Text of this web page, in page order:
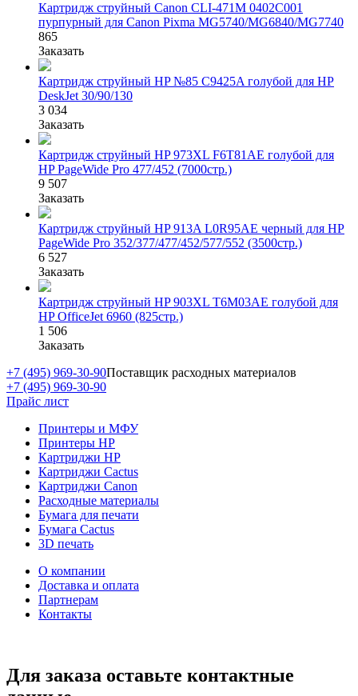
Картридж струйный Canon CLI-471M 0402C001
пурпурный для Canon Pixma MG5740/MG6840/MG7740
865
Заказать
Картридж струйный HP №85 C9425A голубой для HP
DeskJet 30/90/130
3 034
Заказать
Картридж струйный HP 973XL F6T81AE голубой для
HP PageWide Pro 477/452 (7000стр.)
9 507
Заказать
Картридж струйный HP 913A L0R95AE черный для HP
PageWide Pro 352/377/477/452/577/552 (3500стр.)
6 527
Заказать
Картридж струйный HP 903XL T6M03AE голубой для
HP OfficeJet 6960 (825стр.)
1 506
Заказать
+7 (495) 969-30-90Поставщик расходных материалов
+7 (495) 969-30-90
Прайс лист
Принтеры и МФУ
Принтеры HP
Картриджи HP
Картриджи Cactus
Картриджи Canon
Расходные материалы
Бумага для печати
Бумага Cactus
3D печать
О компании
Доставка и оплата
Партнерам
Контакты
Для заказа оставьте контактные